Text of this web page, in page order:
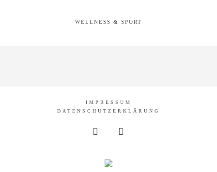
WELLNESS & SPORT
IMPRESSUM
DATENSCHUTZERKLÄRUNG